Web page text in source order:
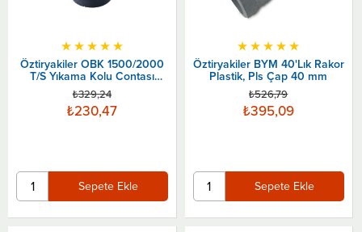
Öztiryakiler OBK 1500/2000
T/S Yıkama Kolu Contası
Konik
★★★★★
₺230,47
₺329,24
Sepete Ekle
Öztiryakiler BYM 40'Lık Rakor
Plastik, Pls Çap 40 mm
★★★★★
₺395,09
₺526,79
Sepete Ekle